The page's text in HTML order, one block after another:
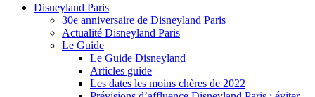
Disneyland Paris
30e anniversaire de Disneyland Paris
Actualité Disneyland Paris
Le Guide
Le Guide Disneyland
Articles guide
Les dates les moins chères de 2022